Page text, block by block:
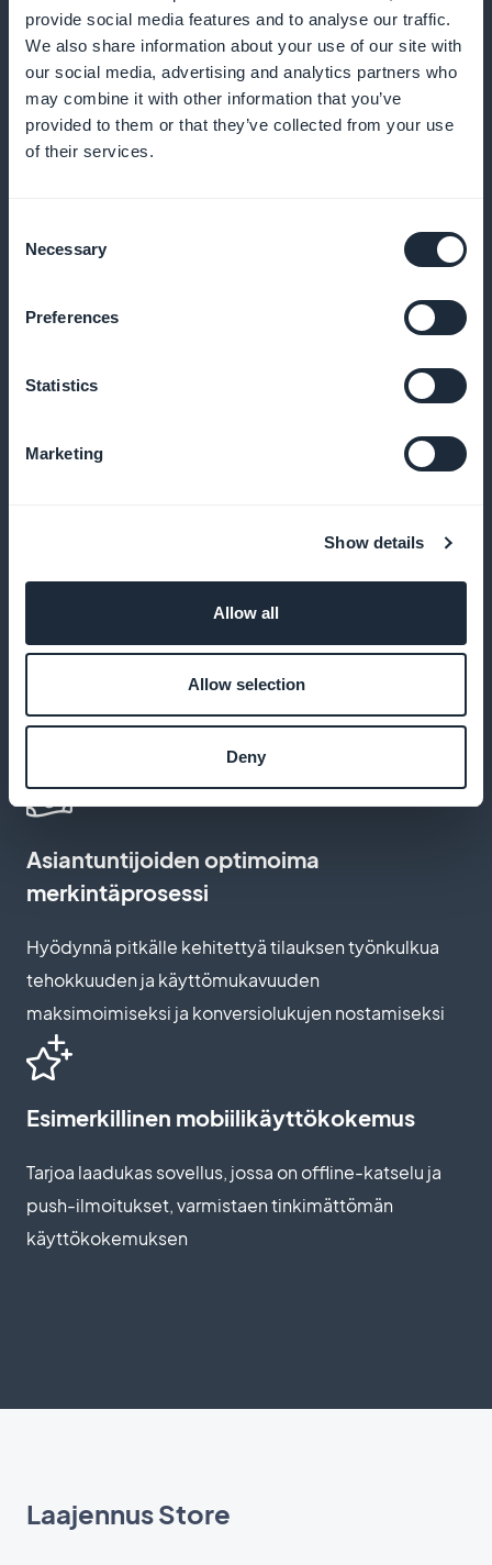
provide social media features and to analyse our traffic.
We also share information about your use of our site with
our social media, advertising and analytics partners who
may combine it with other information that you’ve
provided to them or that they’ve collected from your use
of their services.
Selection
Necessary
Preferences
Statistics
Marketing
Show details
Allow all
Allow selection
Deny
ympäristösuuntauksista
Käytä tietoja kurssin parannusten ohjaamiseen ja
vastaamaan paremmin tilaajiesi
ympäristötietoisuuden tarpeisiin
Kampanja näkyvissä etusivulla
Lisää tilauksia silmäänpistävillä widgetillä, jotka
korostavat tilauksiasi sovelluksen aloitusnäytöllä
Nollaprovisiota tuloista
Luo sivuja, jotka vastaavat yleisösi kestävyyttä ja
ekologista vastuullisuutta koskevia arvoja, mikä
parantaa sitoutumista ja konversiota
Asiantuntijoiden optimoima
merkintäprosessi
Hyödynnä pitkälle kehitettyä tilauksen työnkulkua
tehokkuuden ja käyttömukavuuden
maksimoimiseksi ja konversiolukujen nostamiseksi
Esimerkillinen mobiilikäyttökokemus
Tarjoa laadukas sovellus, jossa on offline-katselu ja
push-ilmoitukset, varmistaen tinkimättömän
käyttökokemuksen
Laajennus Store